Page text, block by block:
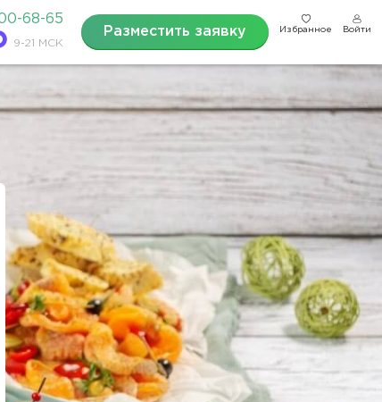
68-65
9-21 МСК
Разместить заявку Избранное Войти